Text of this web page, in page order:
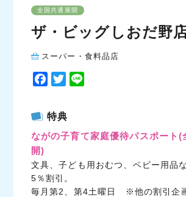
全国共通展開
ザ・ビッグしおだ野
スーパー・食料品店
F
e
b
o
k
T
t
t
r
特典
ながの子育て家庭優待パスポート(
開)
文具、子ども用おむつ、ベビー用品
5％割引。
毎月第2、第4土曜日 ※他の割引企